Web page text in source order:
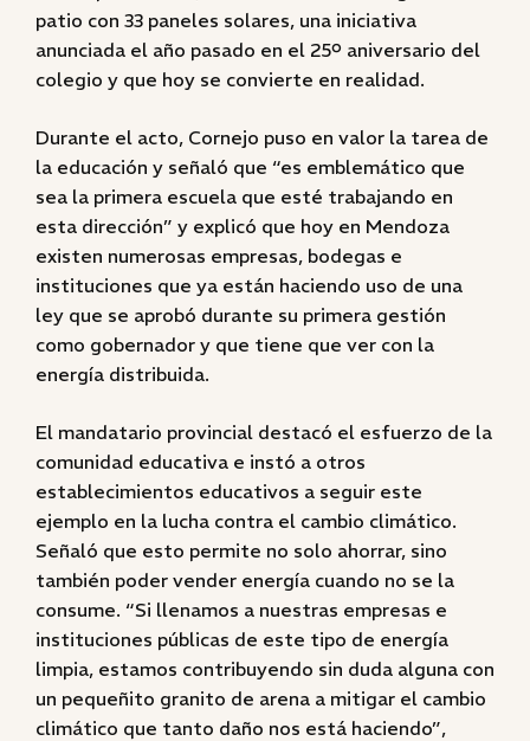
patio con 33 paneles solares, una iniciativa
anunciada el año pasado en el 25º aniversario del
colegio y que hoy se convierte en realidad.
Durante el acto, Cornejo puso en valor la tarea de
la educación y señaló que “es emblemático que
sea la primera escuela que esté trabajando en
esta dirección” y explicó que hoy en Mendoza
existen numerosas empresas, bodegas e
instituciones que ya están haciendo uso de una
ley que se aprobó durante su primera gestión
como gobernador y que tiene que ver con la
energía distribuida.
El mandatario provincial destacó el esfuerzo de la
comunidad educativa e instó a otros
establecimientos educativos a seguir este
ejemplo en la lucha contra el cambio climático.
Señaló que esto permite no solo ahorrar, sino
también poder vender energía cuando no se la
consume. “Si llenamos a nuestras empresas e
instituciones públicas de este tipo de energía
limpia, estamos contribuyendo sin duda alguna con
un pequeñito granito de arena a mitigar el cambio
climático que tanto daño nos está haciendo”,